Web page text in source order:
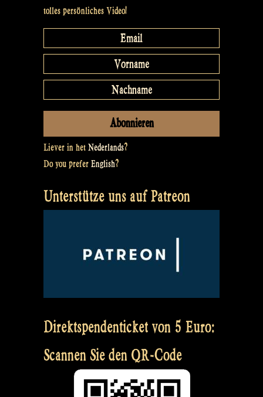
tolles persönliches Video!
Liever in het Nederlands?
Do you prefer English?
Unterstütze uns auf Patreon
Direktspendenticket von 5 Euro:
Scannen Sie den QR-Code